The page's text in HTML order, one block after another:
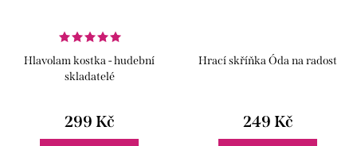
Hlavolam kostka - hudební
skladatelé
299 Kč
Hrací skříňka Óda na radost
249 Kč